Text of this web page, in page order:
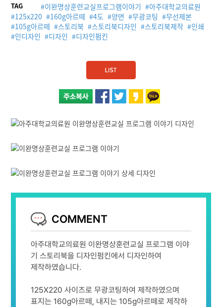
TAG #이완명상훈련교실프로그램이야기 #아주대학교의료원
#125x220 #160g아르떼 #4도 #양면 #무광코팅 #무선제본
#105g아르떼 #스토리북 #스토리북디자인 #스토리북제작 #인쇄
#인디자인 #디자인 #디자인펌킨
COMMENT
아주대학교의료원 이완명상훈련교실 프로그램 이야
기 스토리북을 디자인펌킨에서 디자인하여
제작하였습니다.
125X220 사이즈로 무광코팅하여 제작하였으며
표지는 160g아르떼, 내지는 105g아르떼로 제작하